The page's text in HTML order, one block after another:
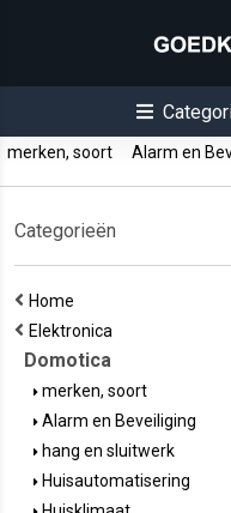
merken, soort Alarm en
Categorieën
Home
Elektronica
Domotica
merken, soort
Alarm en Beveiliging
hang en sluitwerk
Huisautomatisering